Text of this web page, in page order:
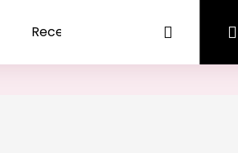
Recenze ObchodníHledat